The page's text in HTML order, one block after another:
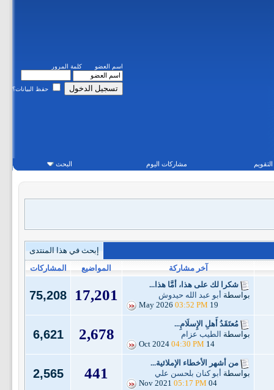
اسم العضو كلمة المرور
حفظ البيانات؟
التقويم مشاركات اليوم البحث
إبحث في هذا المنتدى
آخر مشاركة
المواضيع
المشاركات
شكرا لك على هذا، أمَّا هذا...
بواسطة أبو عبد الله حيدوش
19 May 2026
03:52 PM
17,201
75,208
مُعتَقَدُ أَهلِ الإِسلَامِ...
بواسطة الطيب عزام
14 Oct 2024
04:30 PM
2,678
6,621
من أشهر الأخطاء الإملائية...
بواسطة أبو كنان بلحسن علي
04 Nov 2021
05:17 PM
441
2,565